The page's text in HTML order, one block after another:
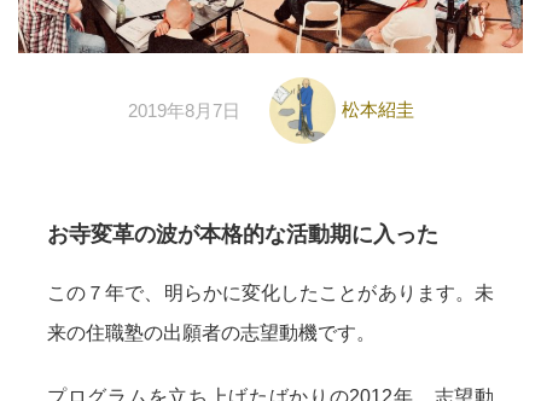
2019年8月7日 松本紹圭
お寺変革の波が本格的な活動期に入った
この７年で、明らかに変化したことがあります。未
来の住職塾の出願者の志望動機です。
プログラムを立ち上げたばかりの2012年、志望動